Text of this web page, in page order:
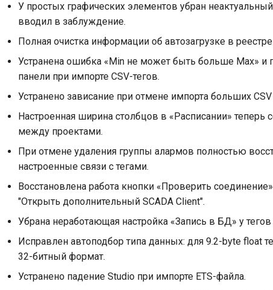
У простых графических элементов убран
вводил в заблуждение.
Полная очистка информации об автозагрузке в
Устранена ошибка «Min не может быть больше Max» и
панели при импорте CSV-тегов.
Устранено зависание при отмене импорта больших
Настроенная ширина столбцов в «Расписании» теперь
между проектами.
При отмене удаления группы алармов полностью
настроенные связи с тегами.
Восстановлена работа кнопки «Проверить
"Открыть дополнительный SCADA Client".
Убрана неработающая настройка «Запись в БД» у
Исправлен автоподбор типа данных: для 9.2-byte float
32-битный формат.
Устранено падение Studio при импорте ETS-файла.